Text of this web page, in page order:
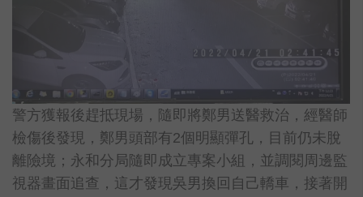
警方獲報後趕抵現場，隨即將鄭男送醫救治，經醫師
檢傷後發現，鄭男頭部有2個明顯彈孔，目前仍未脫
離險境；永和分局隨即成立專案小組，並調閱周邊監
視器畫面追查，這才發現吳男換回自己轎車，接著開